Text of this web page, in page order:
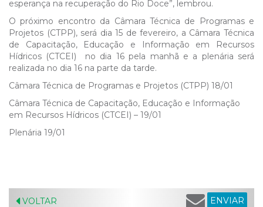
esperança na recuperação do Rio Doce”, lembrou.
O próximo encontro da Câmara Técnica de Programas e
Projetos (CTPP), será dia 15 de fevereiro, a Câmara Técnica
de Capacitação, Educação e Informação em Recursos
Hídricos (CTCEI) no dia 16 pela manhã e a plenária será
realizada no dia 16 na parte da tarde.
Câmara Técnica de Programas e Projetos (CTPP) 18/01
Câmara Técnica de Capacitação, Educação e Informação
em Recursos Hídricos (CTCEI) – 19/01
Plenária 19/01
VOLTAR ENVIAR